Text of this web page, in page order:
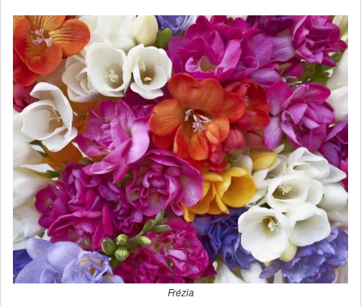
Frézia